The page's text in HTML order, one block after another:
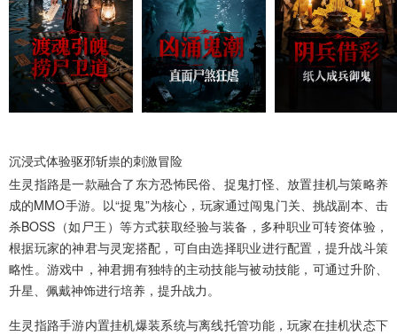
沉浸式体验驱邪斩祟的刺激冒险
生灵指路是一款融合了东方恐怖民俗、捉鬼打怪、放置挂机与策略养
成的MMO手游。以“捉鬼”为核心，玩家通过闯鬼门关、挑战副本、击
杀BOSS（如尸王）等方式获取经验与装备，多种职业可转资体验，
根据玩家的神君与灵宠搭配，可自由选择职业进行配置，提升战斗策
略性。游戏中，神君拥有独特的主动技能与被动技能，可通过升阶、
升星、佩戴神饰进行培养，提升战力。
生灵指路手游内置挂机爆装系统与离线托管功能，玩家在挂机状态下